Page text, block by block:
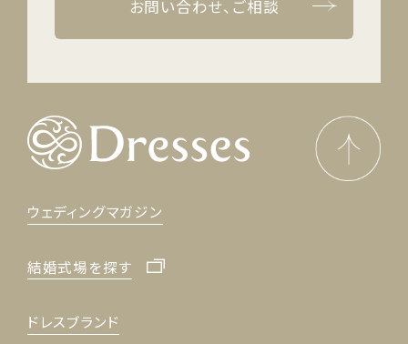
お問い合わせ、ご相談
ウェディングマガジン
結婚式場を探す
ドレスブランド